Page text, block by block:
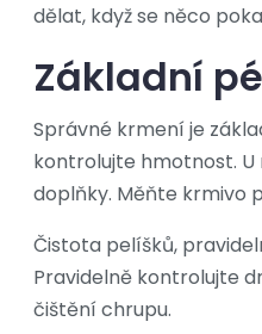
dělat, když se něco
Základní
Správné krmení je
kontrolujte hmotnost.
doplňky. Měňte krmivo
Čistota pelíšků,
Pravidelně kontrolujte
čištění chrupu.